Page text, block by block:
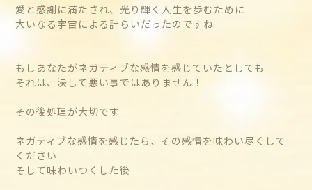
愛と感謝に満たされ、光り輝く人生を歩むために
大いなる宇宙による計らいだったのですね
もしあなたがネガティブな感情を感じていたとしても
それは、決して悪い事ではありません！
その後処理が大切です
ネガティブな感情を感じたら、その感情を味わい尽くして
ください
そして味わいつくした後